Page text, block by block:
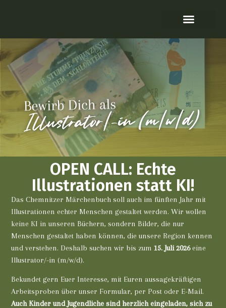
OPEN CALL: Echte
Illustrationen statt KI!
Das Chemnitzer Märchenbuch soll auch im fünften Jahr mit
Illustrationen echter Menschen gestaltet werden. Wir wollen
keine KI in unseren Büchern, sondern Bilder, die nur
Menschen gestaltet haben können, die unsere Region kennen
und verstehen. Deshalb suchen wir bis zum15. Juli 2026eine
Illustrator/-in (m/w/d).
Bekundet gern Euer Interesse, mit Euren aussagekräftigen
Arbeitsproben über unser Formular, per Post oder E-Mail.
Auch Kinder und Jugendliche sind herzlich eingeladen, sich zu